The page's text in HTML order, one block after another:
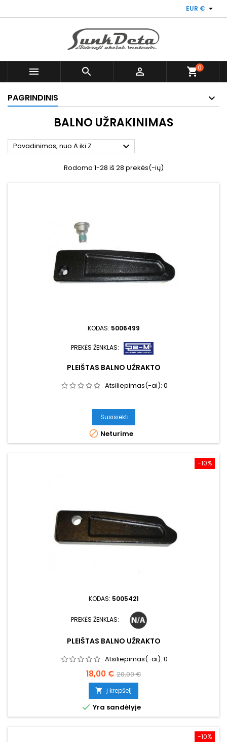
EUR € 
   shopping_cart0
PAGRINDINIS
BALNO UŽRAKINIMAS
Pavadinimas, nuo A iki Z 
Rodoma 1-28 iš 28 prekės(-ių)
KODAS: 5006499
PREKĖS ŽENKLAS:
PLEIŠTAS BALNO UŽRAKTO
Atsiliepimas(-ai): 0
Susisiekti
 Neturime
−10%
KODAS: 5005421
PREKĖS ŽENKLAS:
PLEIŠTAS BALNO UŽRAKTO
Atsiliepimas(-ai): 0
Kaina
18,00 € Bazinė
kaina
20,00 €
 Į krepšelį
 Yra sandėlyje
−10%